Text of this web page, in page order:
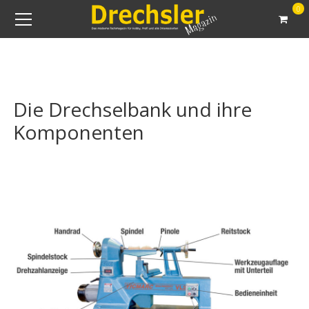
0
Die Drechselbank und ihre
Komponenten